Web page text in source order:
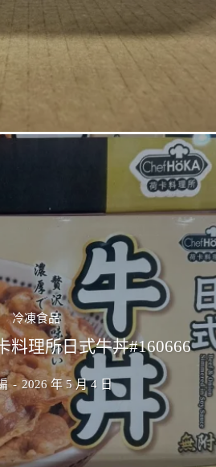
冷凍食品
料理所日式牛丼#160666
- 2026 年 5 月 4 日